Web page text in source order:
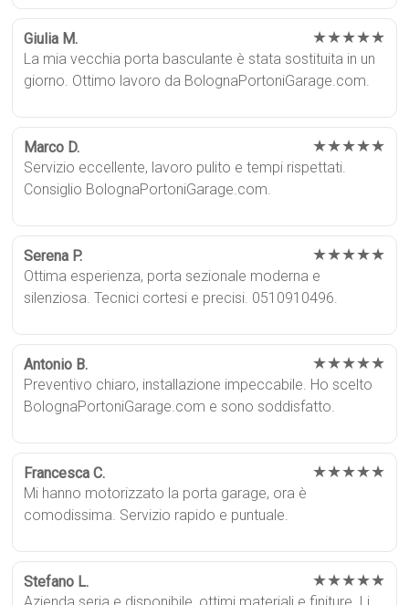
Giulia M. ★★★★★
La mia vecchia porta basculante è stata sostituita in un
giorno. Ottimo lavoro da BolognaPortoniGarage.com.
Marco D. ★★★★★
Servizio eccellente, lavoro pulito e tempi rispettati.
Consiglio BolognaPortoniGarage.com.
Serena P. ★★★★★
Ottima esperienza, porta sezionale moderna e
silenziosa. Tecnici cortesi e precisi. 0510910496.
Antonio B. ★★★★★
Preventivo chiaro, installazione impeccabile. Ho scelto
BolognaPortoniGarage.com e sono soddisfatto.
Francesca C. ★★★★★
Mi hanno motorizzato la porta garage, ora è
comodissima. Servizio rapido e puntuale.
Stefano L. ★★★★★